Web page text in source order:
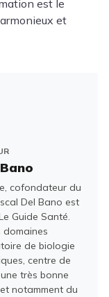
est le
et
cofondateur du
Del Bano est
Guide Santé.
domaines
de biologie
centre de
très bonne
notamment du